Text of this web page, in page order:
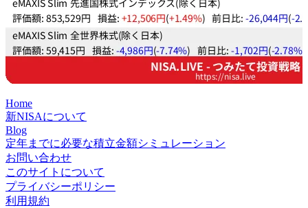
Home
新NISAについて
Blog
定年までに必要な積立金額シミュレーション
お問い合わせ
このサイトについて
プライバシーポリシー
利用規約